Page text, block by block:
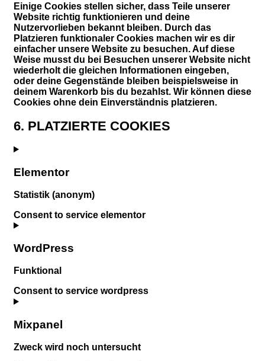
Einige Cookies stellen sicher, dass Teile unserer
Website richtig funktionieren und deine
Nutzervorlieben bekannt bleiben. Durch das
Platzieren funktionaler Cookies machen wir es dir
einfacher unsere Website zu besuchen. Auf diese
Weise musst du bei Besuchen unserer Website nicht
wiederholt die gleichen Informationen eingeben,
oder deine Gegenstände bleiben beispielsweise in
deinem Warenkorb bis du bezahlst. Wir können diese
Cookies ohne dein Einverständnis platzieren.
6. PLATZIERTE COOKIES
Elementor
Statistik (anonym)
Consent to service elementor
WordPress
Funktional
Consent to service wordpress
Mixpanel
Zweck wird noch untersucht